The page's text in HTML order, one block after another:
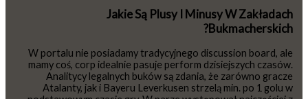
Jakie Są Plusy I Minusy W Zakładach
Bukmacherskich?
W portalu nie posiadamy tradycyjnego discussion board, ale
mamy coś, corp idealnie pasuje perform dzisiejszych czasów.
Analitycy legalnych buków są zdania, że zarówno gracze
Atalanty, jak i Bayeru Leverkusen strzelą min. po 1 golu w